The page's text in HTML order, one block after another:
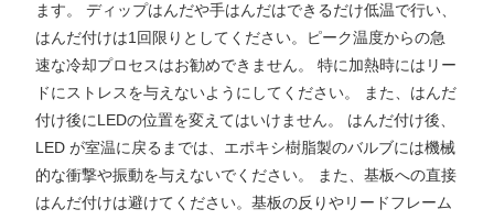
ます。 ディップはんだや手はんだはできるだけ低温で行い、
はんだ付けは1回限りとしてください。ピーク温度からの急
速な冷却プロセスはお勧めできません。 特に加熱時にはリー
ドにストレスを与えないようにしてください。 また、はんだ
付け後にLEDの位置を変えてはいけません。 はんだ付け後、
LED が室温に戻るまでは、エポキシ樹脂製のバルブには機械
的な衝撃や振動を与えないでください。 また、基板への直接
はんだ付けは避けてください。基板の反りやリードフレーム